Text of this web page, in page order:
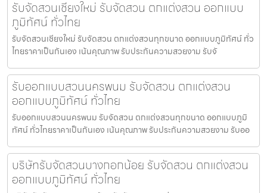
รับจัดสวนเชียงใหม่ รับจัดสวน ตกแต่งสวน ออกแบบ
ภูมิทัศน์ ทั่วไทย
รับจัดสวนเชียงใหม่ รับจัดสวน ตกแต่งสวนทุกขนาด ออกแบบภูมิทัศน์ ทั่ว
ไทยราคาเป็นกันเอง เน้นคุณภาพ รับประกันความสวยงาม รับจั
รับออกแบบสวนนครพนม รับจัดสวน ตกแต่งสวน
ออกแบบภูมิทัศน์ ทั่วไทย
รับออกแบบสวนนครพนม รับจัดสวน ตกแต่งสวนทุกขนาด ออกแบบภูมิ
ทัศน์ ทั่วไทยราคาเป็นกันเอง เน้นคุณภาพ รับประกันความสวยงาม รับออ
บริษัทรับจัดสวนบางกอกน้อย รับจัดสวน ตกแต่งสวน
ออกแบบภูมิทัศน์ ทั่วไทย